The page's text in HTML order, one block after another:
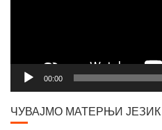
00:00
ЧУВАЈМО МАТЕРЊИ